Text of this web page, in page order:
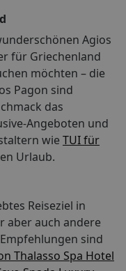
Agios
für Griechenland
möchten – die
Pagon sind
das
Angeboten und
wie TUI für
Urlaub.
Reiseziel in
aber auch andere
sind
Thalasso Spa Hotel